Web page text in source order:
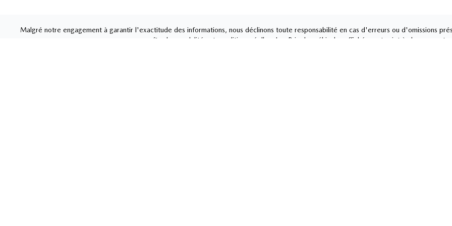
Malgré notre engagement à garantir l'exactitude des informations, nous déclinons toute responsabilité en cas d'erreurs ou d'omissions
pour connaître les modalités et conditions réelles. Les Prix des véhicules affichés sont sujet à changement